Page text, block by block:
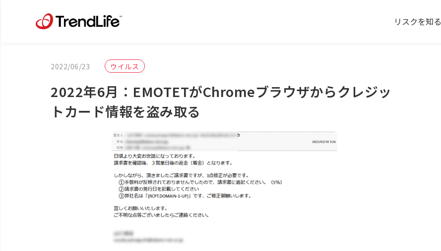
リスクを知る
2022/06/23 ウイルス
2022年6月：EMOTETがChromeブラウザからクレジッ
トカード情報を盗み取る